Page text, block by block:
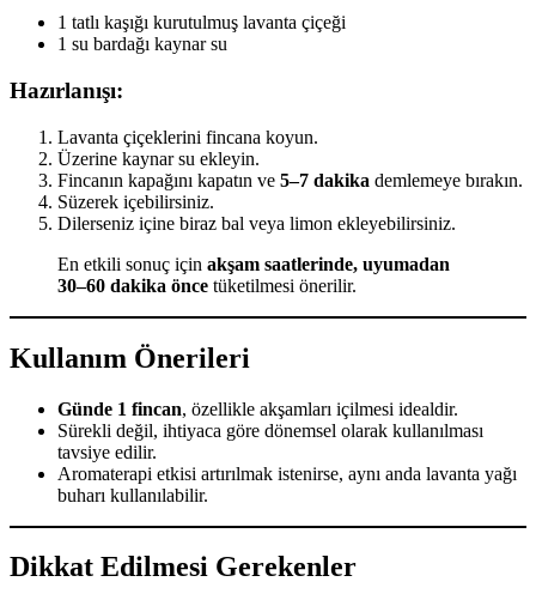
1 tatlı kaşığı kurutulmuş lavanta çiçeği
1 su bardağı kaynar su
Hazırlanışı:
Lavanta çiçeklerini fincana koyun.
Üzerine kaynar su ekleyin.
Fincanın kapağını kapatın ve 5–7 dakika demlemeye bırakın.
Süzerek içebilirsiniz.
Dilerseniz içine biraz bal veya limon ekleyebilirsiniz.
En etkili sonuç için akşam saatlerinde, uyumadan
30–60 dakika önce tüketilmesi önerilir.
Kullanım Önerileri
Günde 1 fincan, özellikle akşamları içilmesi idealdir.
Sürekli değil, ihtiyaca göre dönemsel olarak kullanılması
tavsiye edilir.
Aromaterapi etkisi artırılmak istenirse, aynı anda lavanta yağı
buharı kullanılabilir.
Dikkat Edilmesi Gerekenler